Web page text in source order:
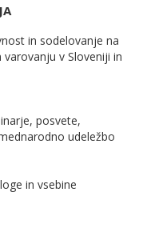
in sodelovanje na
v Sloveniji in
posvete,
udeležbo
in vsebine